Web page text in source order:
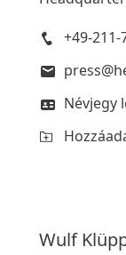
+49-211-
Névjegy
Wulf